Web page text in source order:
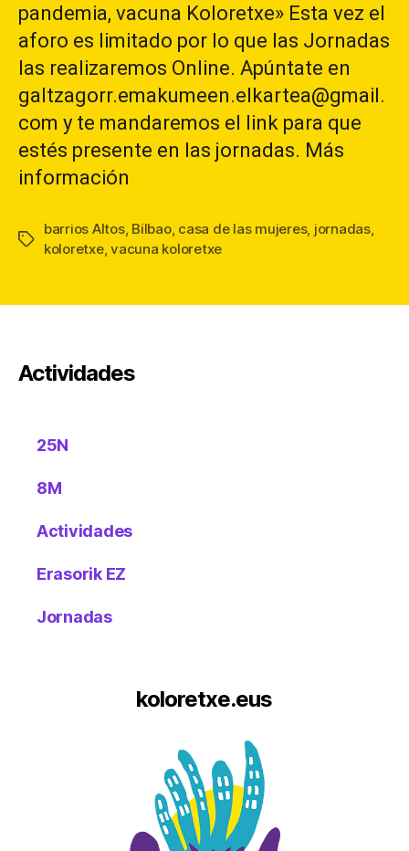
pandemia, vacuna Koloretxe» Esta vez el
aforo es limitado por lo que las Jornadas
las realizaremos Online. Apúntate en
galtzagorr.emakumeen.elkartea@gmail.
com y te mandaremos el link para que
estés presente en las jornadas. Más
información
Etiquetas
barrios Altos, Bilbao, casa de las mujeres, jornadas,
koloretxe,vacuna koloretxe
Actividades
25N
8M
Actividades
Erasorik EZ
Jornadas
koloretxe.eus